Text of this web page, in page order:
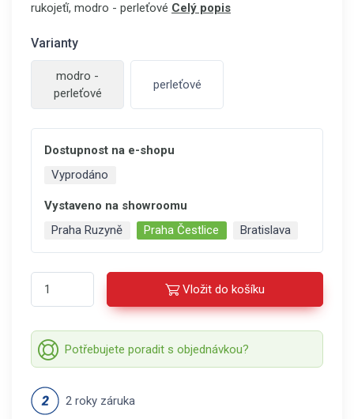
rukojeťí, modro - perleťové Celý popis
Varianty
modro -
perleťové
perleťové
Dostupnost na e-shopu
Vyprodáno
Vystaveno na showroomu
Praha Ruzyně
Praha Čestlice Bratislava
Vložit do košíku
Potřebujete poradit s objednávkou?
2 roky záruka